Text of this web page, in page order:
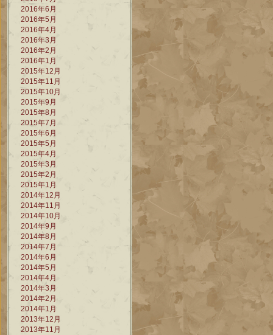
2016年6月
2016年5月
2016年4月
2016年3月
2016年2月
2016年1月
2015年12月
2015年11月
2015年10月
2015年9月
2015年8月
2015年7月
2015年6月
2015年5月
2015年4月
2015年3月
2015年2月
2015年1月
2014年12月
2014年11月
2014年10月
2014年9月
2014年8月
2014年7月
2014年6月
2014年5月
2014年4月
2014年3月
2014年2月
2014年1月
2013年12月
2013年11月